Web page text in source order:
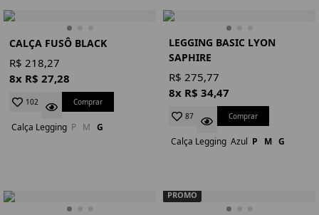
CALÇA FUSÔ BLACK
R$ 218,27
8x R$ 27,28
102 Comprar
Calça Legging P M G
LEGGING BASIC LYON
SAPHIRE
R$ 275,77
8x R$ 34,47
87 Comprar
Calça Legging Azul P M G
PROMO